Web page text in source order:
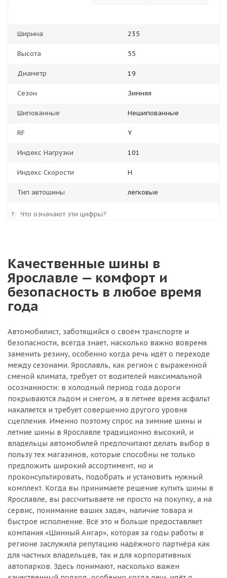
Ширина 235
Высота 55
Диаметр 19
Сезон Зимняя
Шипованные Нешипованные
RF Y
Индекс Нагрузки 101
Индекс Скорости H
Тип автошины легковые
? Что означают эти цифры?
Качественные шины в
Ярославле — комфорт и
безопасность в любое время
года
Автомобилист, заботящийся о своём транспорте и
безопасности, всегда знает, насколько важно вовремя
заменить резину, особенно когда речь идёт о переходе
между сезонами. Ярославль, как регион с выраженной
сменой климата, требует от водителей максимальной
осознанности: в холодный период года дороги
покрываются льдом и снегом, а в летнее время асфальт
накаляется и требует совершенно другого уровня
сцепления. Именно поэтому спрос на зимние шины и
летние шины в Ярославле традиционно высокий, и
владельцы автомобилей предпочитают делать выбор в
пользу тех магазинов, которые способны не только
предложить широкий ассортимент, но и
проконсультировать, подобрать и установить нужный
комплект. Когда вы принимаете решение купить шины в
Ярославле, вы рассчитываете не просто на покупку, а на
сервис, понимание ваших задач, наличие товара и
быстрое исполнение. Всё это и больше предоставляет
компания «Шинный Ангар», которая за годы работы в
регионе заслужила репутацию надёжного партнёра как
для частных владельцев, так и для корпоративных
автопарков. Здесь понимают, насколько важен